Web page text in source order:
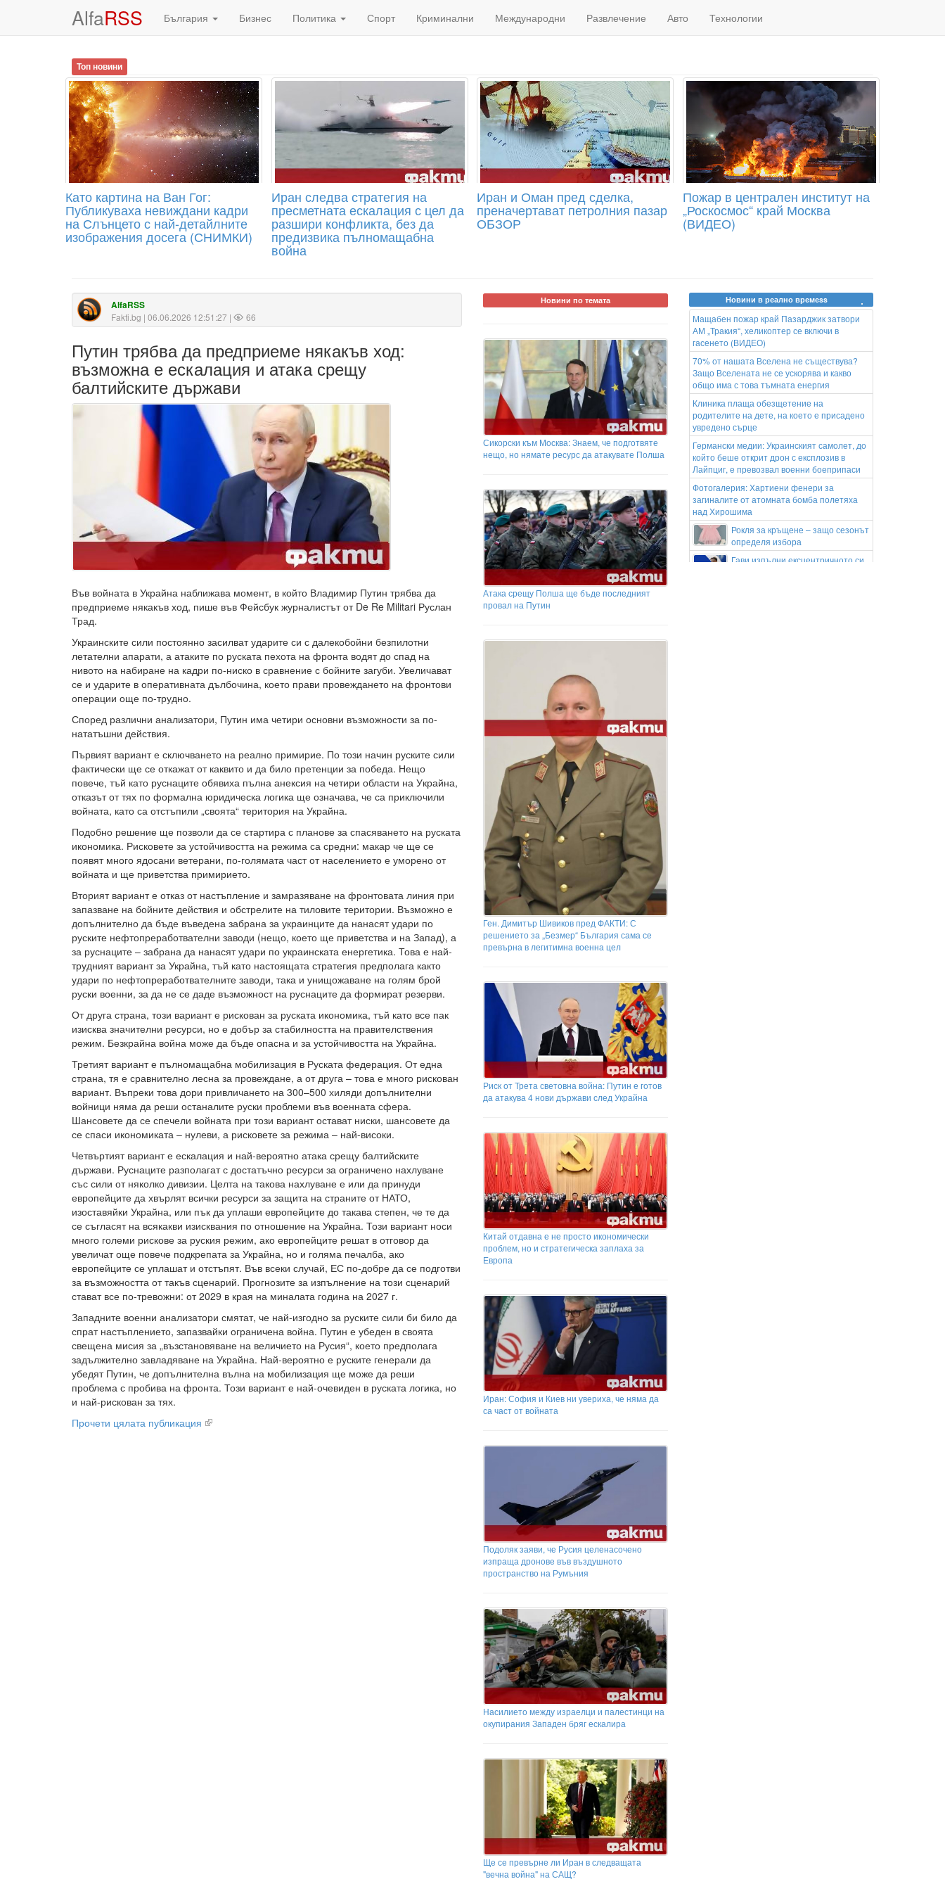
AlfaRSS България Бизнес Политика Спорт Криминални Международни Развлечение Авто Технологии
Топ новини
Като картина на Ван Гог:
Публикуваха невиждани кадри
на Слънцето с най-детайлните
изображения досега (СНИМКИ)
Иран следва стратегия на
пресметната ескалация с цел да
разшири конфликта, без да
предизвика пълномащабна
война
Иран и Оман пред сделка,
преначертават петролния пазар
ОБЗОР
Пожар в централен институт на
„Роскосмос“ край Москва
(ВИДЕО)
AlfaRSS
Fakti.bg | 06.06.2026 12:51:27 | 66
Путин трябва да предприеме някакъв ход:
възможна е ескалация и атака срещу
балтийските държави
Във войната в Украйна наближава момент, в който Владимир Путин трябва да
предприеме някакъв ход, пише във Фейсбук журналистът от De Re Militari Руслан
Трад.
Украинските сили постоянно засилват ударите си с далекобойни безпилотни
летателни апарати, а атаките по руската пехота на фронта водят до спад на
нивото на набиране на кадри по-ниско в сравнение с бойните загуби. Увеличават
се и ударите в оперативната дълбочина, което прави провеждането на фронтови
операции още по-трудно.
Според различни анализатори, Путин има четири основни възможности за по-
нататъшни действия.
Първият вариант е сключването на реално примирие. По този начин руските сили
фактически ще се откажат от каквито и да било претенции за победа. Нещо
повече, тъй като руснаците обявиха пълна анексия на четири области на Украйна,
отказът от тях по формална юридическа логика ще означава, че са приключили
войната, като са отстъпили „своята“ територия на Украйна.
Подобно решение ще позволи да се стартира с планове за спасяването на руската
икономика. Рисковете за устойчивостта на режима са средни: макар че ще се
появят много ядосани ветерани, по-голямата част от населението е уморено от
войната и ще приветства примирието.
Вторият вариант е отказ от настъпление и замразяване на фронтовата линия при
запазване на бойните действия и обстрелите на тиловите територии. Възможно е
допълнително да бъде въведена забрана за украинците да нанасят удари по
руските нефтопреработвателни заводи (нещо, което ще приветства и на Запад), а
за руснаците – забрана да нанасят удари по украинската енергетика. Това е най-
трудният вариант за Украйна, тъй като настоящата стратегия предполага както
удари по нефтопреработвателните заводи, така и унищожаване на голям брой
руски военни, за да не се даде възможност на руснаците да формират резерви.
От друга страна, този вариант е рискован за руската икономика, тъй като все пак
изисква значителни ресурси, но е добър за стабилността на правителствения
режим. Безкрайна война може да бъде опасна и за устойчивостта на Украйна.
Третият вариант е пълномащабна мобилизация в Руската федерация. От една
страна, тя е сравнително лесна за провеждане, а от друга – това е много рискован
вариант. Въпреки това дори привличането на 300–500 хиляди допълнителни
войници няма да реши останалите руски проблеми във военната сфера.
Шансовете да се спечели войната при този вариант остават ниски, шансовете да
се спаси икономиката – нулеви, а рисковете за режима – най-високи.
Четвъртият вариант е ескалация и най-вероятно атака срещу балтийските
държави. Руснаците разполагат с достатъчно ресурси за ограничено нахлуване
със сили от няколко дивизии. Целта на такова нахлуване е или да принуди
европейците да хвърлят всички ресурси за защита на страните от НАТО,
изоставяйки Украйна, или пък да уплаши европейците до такава степен, че те да
се съгласят на всякакви изисквания по отношение на Украйна. Този вариант носи
много големи рискове за руския режим, ако европейците решат в отговор да
увеличат още повече подкрепата за Украйна, но и голяма печалба, ако
европейците се уплашат и отстъпят. Във всеки случай, ЕС по-добре да се подготви
за възможността от такъв сценарий. Прогнозите за изпълнение на този сценарий
стават все по-тревожни: от 2029 в края на миналата година на 2027 г.
Западните военни анализатори смятат, че най-изгодно за руските сили би било да
спрат настъплението, запазвайки ограничена война. Путин е убеден в своята
свещена мисия за „възстановяване на величието на Русия“, което предполага
задължително завладяване на Украйна. Най-вероятно е руските генерали да
убедят Путин, че допълнителна вълна на мобилизация ще може да реши
проблема с пробива на фронта. Този вариант е най-очевиден в руската логика, но
и най-рискован за тях.
Прочети цялата публикация
Новини по темата
Сикорски към Москва: Знаем, че подготвяте
нещо, но нямате ресурс да атакувате Полша
Атака срещу Полша ще бъде последният
провал на Путин
Ген. Димитър Шивиков пред ФАКТИ: С
решението за „Безмер“ България сама се
превърна в легитимна военна цел
Риск от Трета световна война: Путин е готов
да атакува 4 нови държави след Украйна
Китай отдавна е не просто икономически
проблем, но и стратегическа заплаха за
Европа
Иран: София и Киев ни увериха, че няма да
са част от войната
Подоляк заяви, че Русия целенасочено
изпраща дронове във въздушното
пространство на Румъния
Насилието между израелци и палестинци на
окупирания Западен бряг ескалира
Ще се превърне ли Иран в следващата
"вечна война" на САЩ?
Новини в реално времеss
Мащабен пожар край Пазарджик затвори
АМ „Тракия“, хеликоптер се включи в
гасенето (ВИДЕО)
70% от нашата Вселена не съществува?
Защо Вселената не се ускорява и какво
общо има с това тъмната енергия
Клиника плаща обезщетение на
родителите на дете, на което е присадено
увредено сърце
Германски медии: Украинският самолет, до
който беше открит дрон с експлозив в
Лайпциг, е превозвал военни боеприпаси
Фотогалерия: Хартиени фенери за
загиналите от атомната бомба полетяха
над Хирошима
Рокля за кръщене – защо сезонът
определя избора
Гави изпълни ексцентричното си